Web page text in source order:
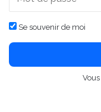
Se souvenir de moi